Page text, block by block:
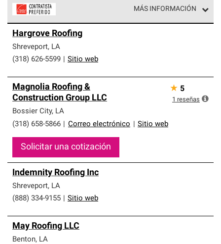
MÁS INFORMACIÓN
parte de una red exclusiva de profesionales de techos
que cumplen con altos estándares y requisitos estrictos
de profesionalismo y confiabilidad.
Hargrove Roofing
Shreveport, LA
(318) 626-5599
Sitio web
Magnolia Roofing &
Construction Group LLC
Bossier City, LA
(318) 658-5866
Correo electrónico Sitio web
Solicitar una cotización
★ 5
1 reseñas
Indemnity Roofing Inc
Shreveport, LA
(888) 334-9155
Sitio web
May Roofing LLC
Benton, LA